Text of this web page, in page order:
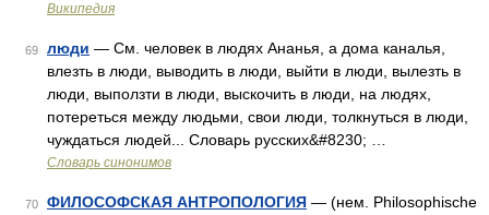
Википедия
69 люди — См. человек в людях Ананья, а дома каналья,
влезть в люди, выводить в люди, выйти в люди, вылезть в
люди, выползти в люди, выскочить в люди, на людях,
потереться между людьми, свои люди, толкнуться в люди,
чуждаться людей... Словарь русских&#8230; …
Словарь синонимов
70 ФИЛОСОФСКАЯ АНТРОПОЛОГИЯ — (нем. Philosophische